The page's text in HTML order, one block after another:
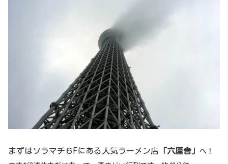
まずはソラマチ６Fにある人気ラーメン店 「六厘舎」
へ！